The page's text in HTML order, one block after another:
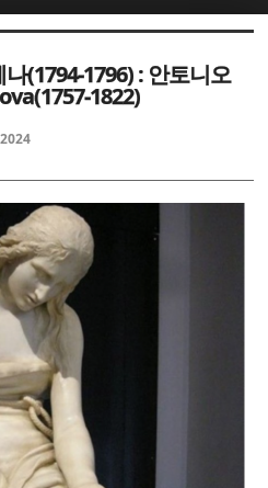
(1794-1796) : 안토니오
1822)
케치북5
치북5
케치북5
치북5